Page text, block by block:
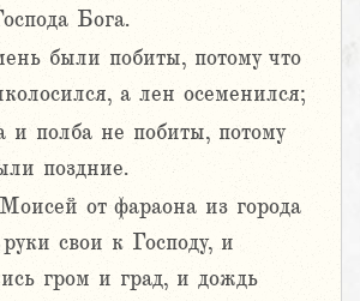
Бога.
были побиты, потому что
а лен осеменился;
и полба не побиты, потому
поздние.
от фараона из города
свои к Господу, и
гром и град, и дождь